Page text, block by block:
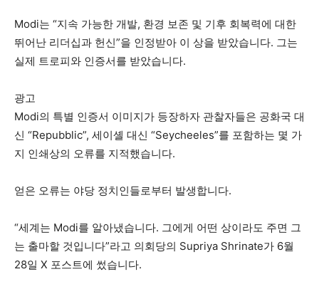
Modi는 “지속 가능한 개발, 환경 보존 및 기후 회복력에 대한
뛰어난 리더십과 헌신”을 인정받아 이 상을 받았습니다. 그는
실제 트로피와 인증서를 받았습니다.
광고
Modi의 특별 인증서 이미지가 등장하자 관찰자들은 공화국 대
신 “Repubblic”, 세이셸 대신 “Seycheeles”를 포함하는 몇 가
지 인쇄상의 오류를 지적했습니다.
얻은 오류는 야당 정치인들로부터 발생합니다.
“세계는 Modi를 알아냈습니다. 그에게 어떤 상이라도 주면 그
는 출마할 것입니다”라고 의회당의 Supriya Shrinate가 6월
28일 X 포스트에 썼습니다.